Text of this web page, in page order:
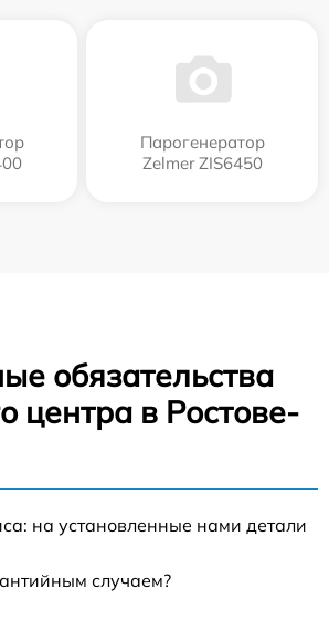
Парогенератор
Zelmer ZIS6450
обязательства
центра в Ростове-
на установленные нами детали
случаем?